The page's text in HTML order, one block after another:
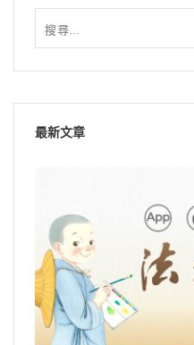
最新文章